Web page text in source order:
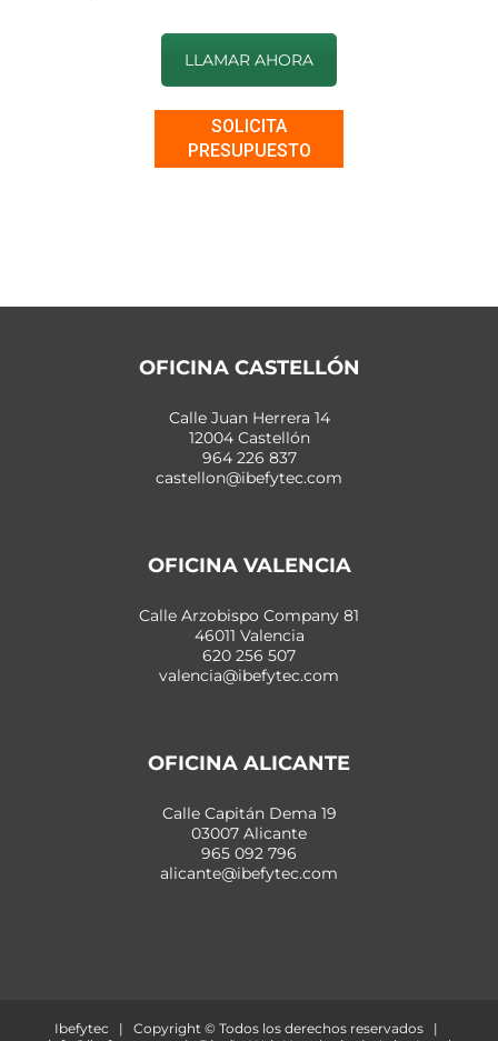
LLAMAR AHORA
SOLICITA
PRESUPUESTO
OFICINA CASTELLÓN
Calle Juan Herrera 14
12004 Castellón
964 226 837
castellon@ibefytec.com
OFICINA VALENCIA
Calle Arzobispo Company 81
46011 Valencia
620 256 507
valencia@ibefytec.com
OFICINA ALICANTE
Calle Capitán Dema 19
03007 Alicante
965 092 796
alicante@ibefytec.com
Ibefytec | Copyright © Todos los derechos reservados |